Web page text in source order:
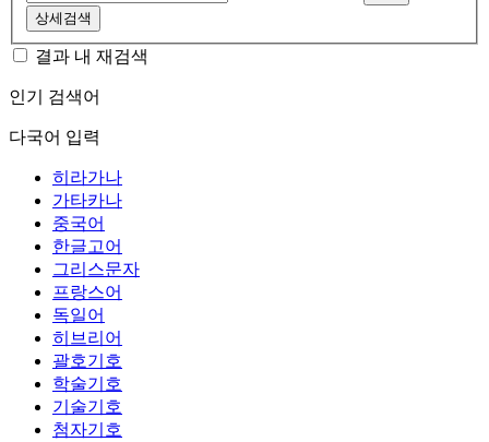
상세검색
결과 내 재검색
인기 검색어
다국어 입력
히라가나
가타카나
중국어
한글고어
그리스문자
프랑스어
독일어
히브리어
괄호기호
학술기호
기술기호
첨자기호